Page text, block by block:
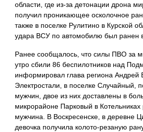
области, где из-за детонации дрона
получил проникающее осколочное
также в поселке Рулитино в Курской
удара ВСУ по автомобилю был ранен
Ранее сообщалось, что силы ПВО за
утро сбили 86 беспилотников над
информировал глава региона Андрей
Электростали, в поселке Случайный,
мужчин, двое из них доставлены в
микрорайоне Парковый в
мужчина. В Воскресенске, в деревне
девочка получила колото-резаную